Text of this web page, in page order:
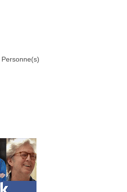
Personne(s)